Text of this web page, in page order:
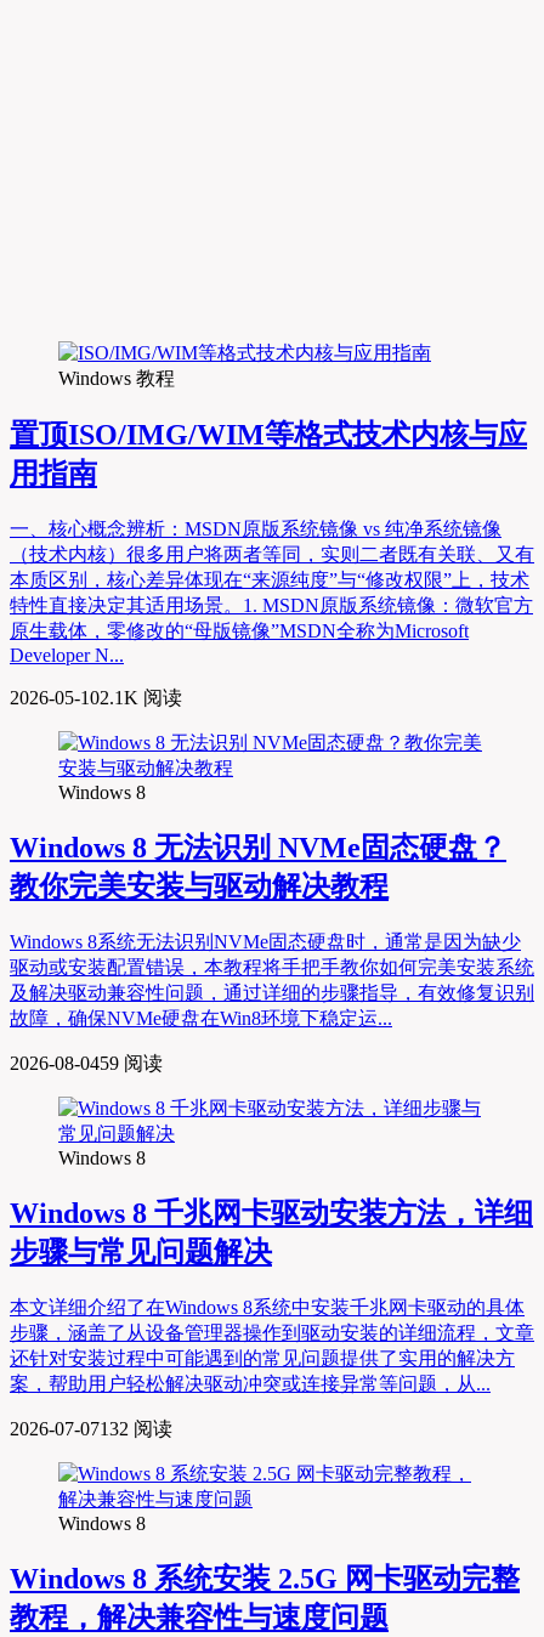
Windows 教程
置顶ISO/IMG/WIM等格式技术内核与应
用指南
一、核心概念辨析：MSDN原版系统镜像 vs 纯净系统镜像
（技术内核）很多用户将两者等同，实则二者既有关联、又有
本质区别，核心差异体现在“来源纯度”与“修改权限”上，技术
特性直接决定其适用场景。1. MSDN原版系统镜像：微软官方
原生载体，零修改的“母版镜像”MSDN全称为Microsoft
Developer N...
2026-05-102.1K 阅读
Windows 8
Windows 8 无法识别 NVMe固态硬盘？
教你完美安装与驱动解决教程
Windows 8系统无法识别NVMe固态硬盘时，通常是因为缺少
驱动或安装配置错误，本教程将手把手教你如何完美安装系统
及解决驱动兼容性问题，通过详细的步骤指导，有效修复识别
故障，确保NVMe硬盘在Win8环境下稳定运...
2026-08-0459 阅读
Windows 8
Windows 8 千兆网卡驱动安装方法，详细
步骤与常见问题解决
本文详细介绍了在Windows 8系统中安装千兆网卡驱动的具体
步骤，涵盖了从设备管理器操作到驱动安装的详细流程，文章
还针对安装过程中可能遇到的常见问题提供了实用的解决方
案，帮助用户轻松解决驱动冲突或连接异常等问题，从...
2026-07-07132 阅读
Windows 8
Windows 8 系统安装 2.5G 网卡驱动完整
教程，解决兼容性与速度问题